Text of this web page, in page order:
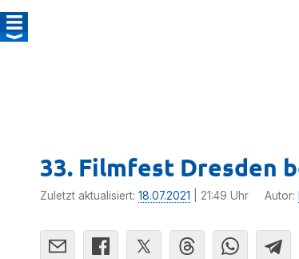
33. Filmfest Dresden
Zuletzt aktualisiert: 18.07.2021 | 21:49 Uhr Autor: